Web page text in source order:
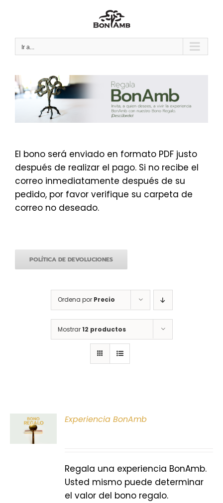
Ir a...
El bono será enviado en formato PDF justo
después de realizar el pago. Si no recibe el
correo inmediatamente después de su
pedido, por favor verifique su carpeta de
correo no deseado.
POLÍTICA DE DEVOLUCIONES
Ordena por Precio
Mostrar12 productos
Experiencia BonAmb
Regala una experiencia BonAmb.
Usted mismo puede determinar
el valor del bono regalo.